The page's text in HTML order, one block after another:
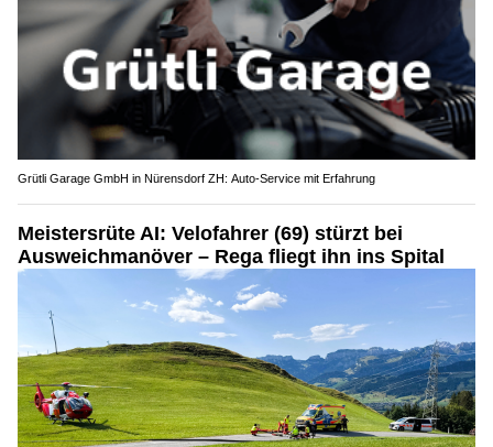
Grütli Garage GmbH in Nürensdorf ZH: Auto-Service mit Erfahrung
Meistersrüte AI: Velofahrer (69) stürzt bei
Ausweichmanöver – Rega fliegt ihn ins Spital